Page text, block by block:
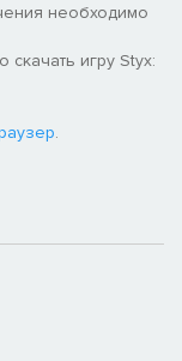
необходимо
игру Styx:
.